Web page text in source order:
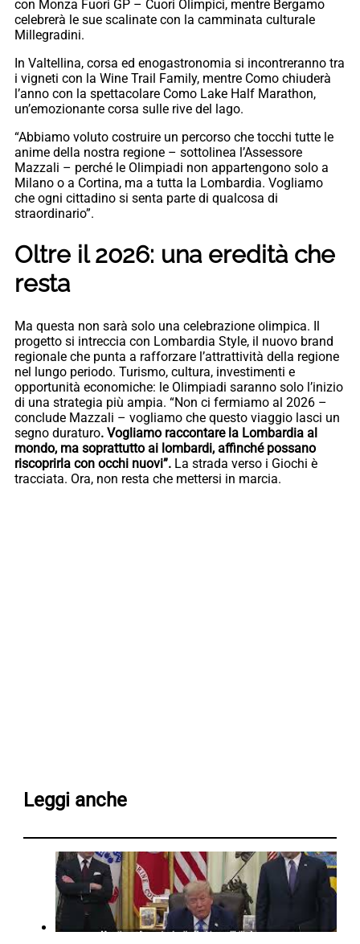
con Monza Fuori GP – Cuori Olimpici, mentre Bergamo
celebrerà le sue scalinate con la camminata culturale
Millegradini.
In Valtellina, corsa ed enogastronomia si incontreranno tra
i vigneti con la Wine Trail Family, mentre Como chiuderà
l’anno con la spettacolare Como Lake Half Marathon,
un’emozionante corsa sulle rive del lago.
“Abbiamo voluto costruire un percorso che tocchi tutte le
anime della nostra regione – sottolinea l’Assessore
Mazzali – perché le Olimpiadi non appartengono solo a
Milano o a Cortina, ma a tutta la Lombardia. Vogliamo
che ogni cittadino si senta parte di qualcosa di
straordinario”.
Oltre il 2026: una eredità che
resta
Ma questa non sarà solo una celebrazione olimpica. Il
progetto si intreccia con Lombardia Style, il nuovo brand
regionale che punta a rafforzare l’attrattività della regione
nel lungo periodo. Turismo, cultura, investimenti e
opportunità economiche: le Olimpiadi saranno solo l’inizio
di una strategia più ampia. “Non ci fermiamo al 2026 –
conclude Mazzali – vogliamo che questo viaggio lasci un
segno duraturo. Vogliamo raccontare la Lombardia al
mondo, ma soprattutto ai lombardi, affinché possano
riscoprirla con occhi nuovi”. La strada verso i Giochi è
tracciata. Ora, non resta che mettersi in marcia.
Leggi anche